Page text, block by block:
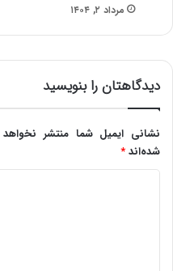
مرداد ۲, ۱۴۰۴
دیدگاهتان را بنویسید
نشانی ایمیل شما منتشر
شده‌اند*